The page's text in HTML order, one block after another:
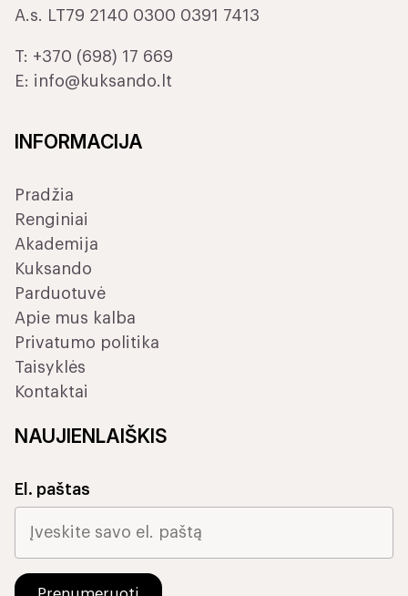
A.s. LT79 2140 0300 0391 7413
T: +370 (698) 17 669
E: info@kuksando.lt
INFORMACIJA
Pradžia
Renginiai
Akademija
Kuksando
Parduotuvė
Apie mus kalba
Privatumo politika
Taisyklės
Kontaktai
NAUJIENLAIŠKIS
El. paštas